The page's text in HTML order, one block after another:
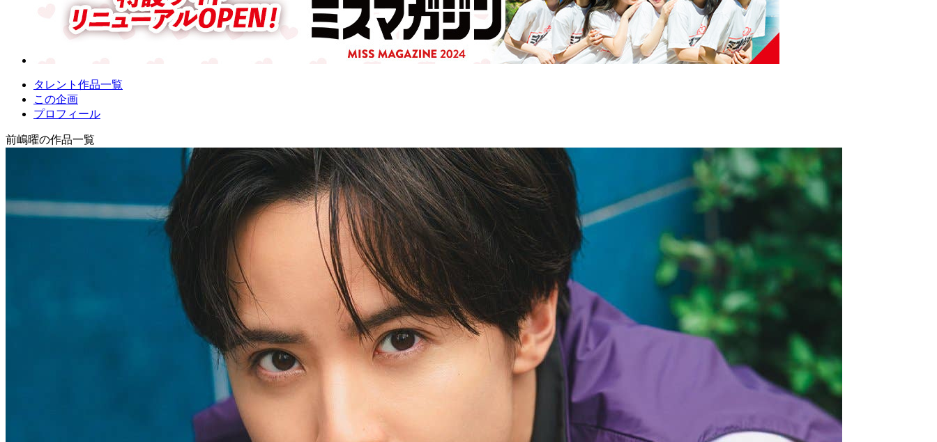
タレント作品一覧
この企画
プロフィール
前嶋曜の作品一覧